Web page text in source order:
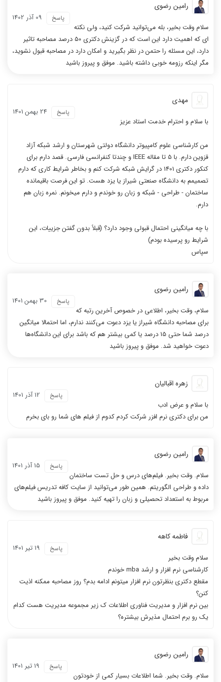
رامین رضوی
09 آذر 1402 پاسخ
سلام وقت بخیر، بله می‌توانید شرکت کنید، ولی نکته
ای که اهمیت دارد این است که در گزینش دکتری 50 درصد مصاحبه تاثیر
دارد، این مسئله را حتمن در نظر بگیرید و امکان دارد در مصاحبه قبول نشوید،
مگر اینکه رزومه خوبی داشته باشید. موفق و پیروز باشید
مهدی
24 بهمن 1401 پاسخ
با سلام و احترام خدمت استاد عزیز
من کارشناسی علوم کامپیوتر دانشگاه دولتی شهرستان و ارشد شبکه آزاد
قزوین دارم. با 5 تا مقاله IEEE و چندتا کنفرانسی فارسی. قصد دارم برای
کنکور دکتری 1401 در گرایش شبکه شرکت کنم و بخاطر شرایط کاری که دارم
تصمیمم به دانشگاه صنعتی شیراز یا یزد هست. تو این فرصت باقیمانده
ساختمان - طراحی - شبکه و زبان رو خوندم و دارم میخونم. نمره زبان هم
دارم.
با چه میانگینی احتمال قبولی وجود دارد؟ (قبلاً بدون گفتن جزییات، این
شرایط رو پرسیده بودم)
سپاس
رامین رضوی
30 بهمن 1401 پاسخ
سلام، وقت بخیر، اطلاعی در خصوص آخرین رتبه که
برای مصاحبه دانشگاه شیراز یا یزد دعوت می‌کنند ندارم، اما احتمالا میانگین
درصد شما حتی 15 درصد یا کمی بیشتر هم که باشد برای این دانشگاه‌ها
دعوت خواهید شد. موفق و پیروز باشید
زهره اقبالیان
12 آذر 1401 پاسخ
با سلام و عرض ادب
من برای دکتری نرم افزر شرکت کردم کدوم از فیلم های شما رو بای بخرم
رامین رضوی
15 آذر 1401 پاسخ
سلام. وقت بخیر. فیلم‌های درس و حل تست ساختمان
داده و طراحی الگوریتم. همین طور می‌توانید از سایت کافه تدریس فیلم‌های
مربوط به استعداد تحصیلی و زبان را تهیه کنید. موفق و پیروز باشید
فاطمه کاهه
19 تیر 1401 پاسخ
سلام وقت بخیر
کارشناسی نرم افزار و ارشد mba خوندم
مقطع دکتری بنظرتون نرم افزار میتونم ادامه بدم؟ روز مصاحبه ممکنه اذیت
کنن؟
بین نرم افزار و مدیریت فناوری اطلاعات ک زیر مجموعه مدیریت هست کدام
یک رو برم احتمال مذیرش بیشتره؟
رامین رضوی
19 تیر 1401 پاسخ
سلام. وقت بخیر. شما اطلاعات بسیار کمی از خودتون